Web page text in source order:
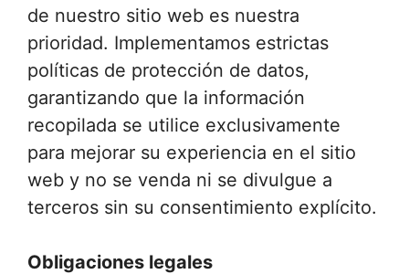
de nuestro sitio web es nuestra
prioridad. Implementamos estrictas
políticas de protección de datos,
garantizando que la información
recopilada se utilice exclusivamente
para mejorar su experiencia en el sitio
web y no se venda ni se divulgue a
terceros sin su consentimiento explícito.
Obligaciones legales